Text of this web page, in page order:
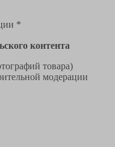
*
контента
товара)
модерации